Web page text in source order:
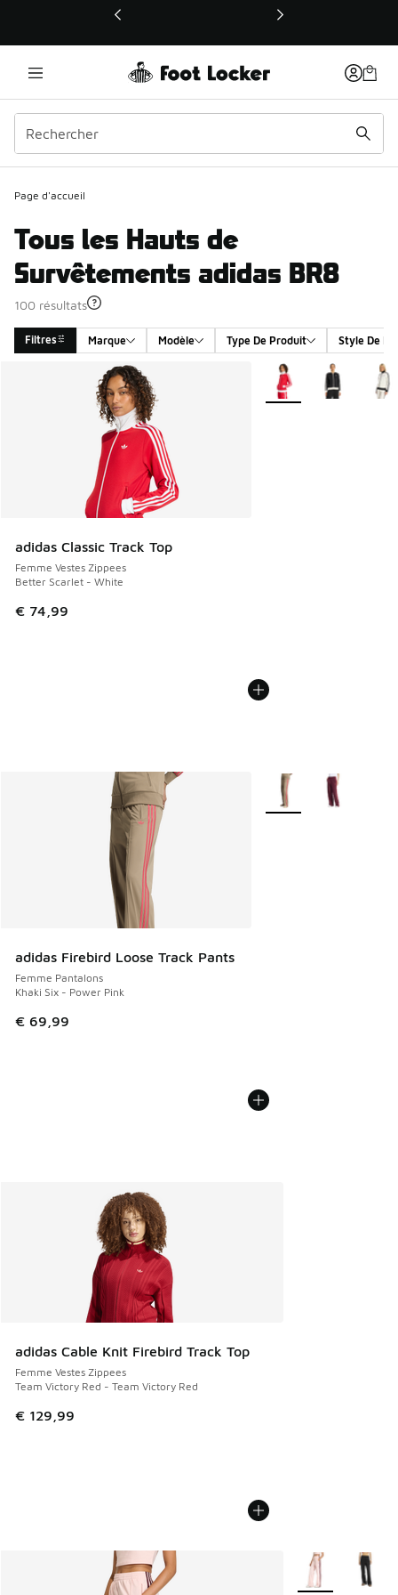
Ce lien ouvrira une nouvelle fenêtre
Page d'accueil
Tous les Hauts de
Survêtements adidas BR8
100 résultats
Filtres Marque Modèle Type De Produit Style De
Search Results
adidas Classic Track Top
Femme Vestes Zippees
Better Scarlet - White
€ 74,99
Plus de couleurs
adidas Firebird Loose Track Pants
Femme Pantalons
Khaki Six - Power Pink
€ 69,99
Plus de couleurs
adidas Cable Knit Firebird Track Top
Femme Vestes Zippees
Team Victory Red - Team Victory Red
€ 129,99
Plus de couleurs